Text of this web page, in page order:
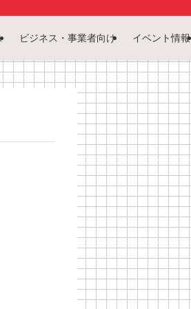
ビジネス・事業者向け イベント情報